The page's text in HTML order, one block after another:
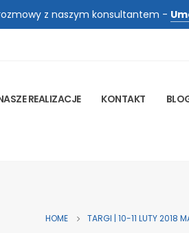
z naszym konsultantem -
REALIZACJE KONTAKT
HOME TARGI | 10-11 LUTY 2018